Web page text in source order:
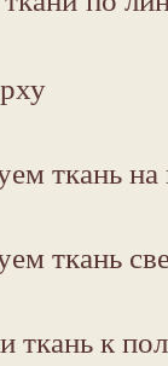
ткань
ткань
ткань к